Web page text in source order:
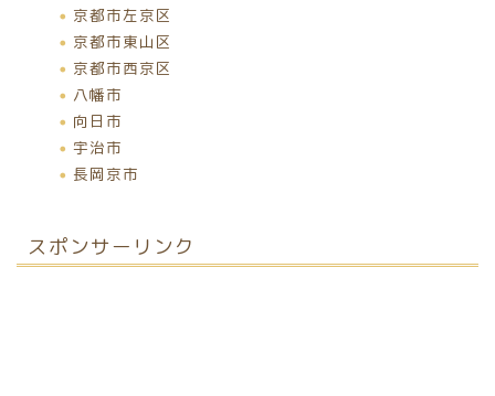
京都市左京区
京都市東山区
京都市西京区
八幡市
向日市
宇治市
長岡京市
スポンサーリンク